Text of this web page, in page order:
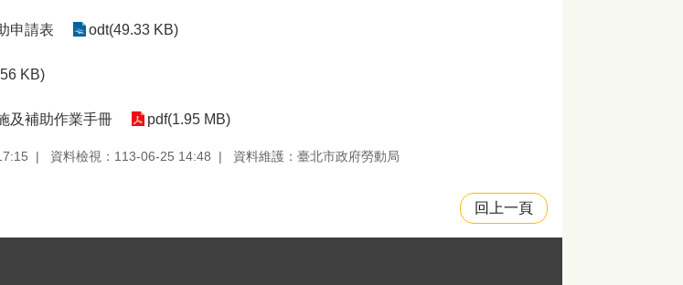
申請表 odt(49.33 KB)
KB)
及補助作業手冊 pdf(1.95 MB)
資料檢視：113-06-25 14:48 資料維護：臺北市政府勞動局
回上一頁